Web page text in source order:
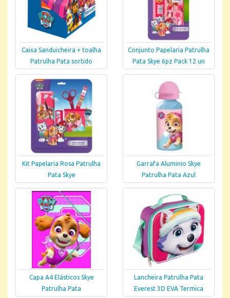
Caixa Sanduicheira + toalha
Patrulha Pata sortido
Conjunto Papelaria Patrulha
Pata Skye 6pz Pack 12 un
Kit Papelaria Rosa Patrulha
Pata Skye
Garrafa Aluminio Skye
Patrulha Pata Azul
Capa A4 Elásticos Skye
Patrulha Pata
Lancheira Patrulha Pata
Everest 3D EVA Termica